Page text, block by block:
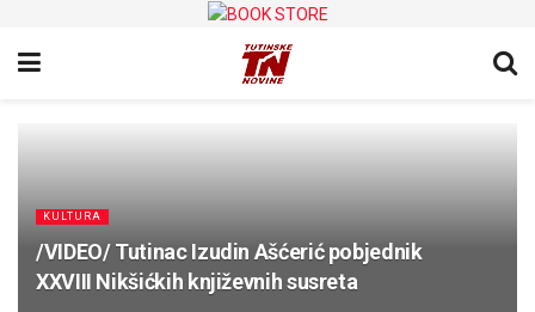
KULTURA
/VIDEO/ Tutinac Izudin Ašćerić pobjednik
XXVIII Nikšićkih književnih susreta